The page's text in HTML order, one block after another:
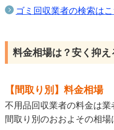
ゴミ回収業者の検索は
料金相場は？安く抑え
【間取り別】料金相場
不用品回収業者の料金は業
間取り別のおおよその相場